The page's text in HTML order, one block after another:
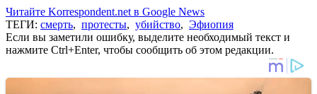
Читайте Korrespondent.net в Google News
ТЕГИ: смерть, протесты, убийство, Эфиопия
Если вы заметили ошибку, выделите необходимый текст и
нажмите Ctrl+Enter, чтобы сообщить об этом редакции.